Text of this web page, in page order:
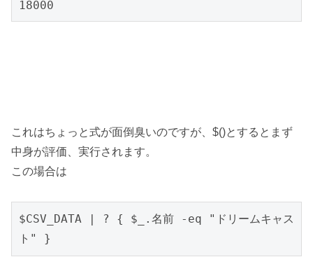
18000
これはちょっと式が面倒臭いのですが、$()とするとまず
中身が評価、実行されます。
この場合は
$CSV_DATA | ? { $_.名前 -eq "ドリームキャス
ト" }